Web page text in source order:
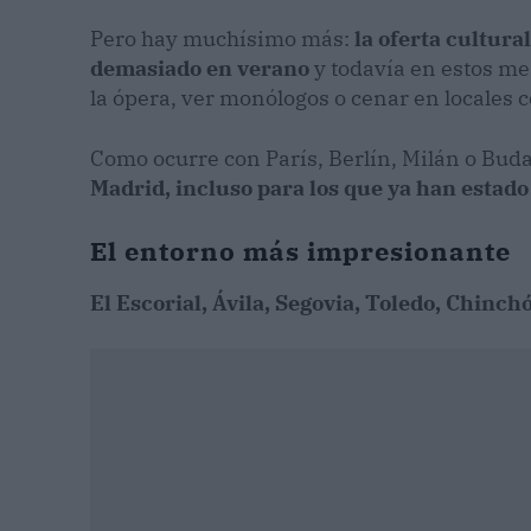
Pero hay muchísimo más: la oferta cultural
demasiado en veranoy todavía en estos
la ópera, ver monólogos o cenar en locales
Como ocurre con París, Berlín, Milán o
Madrid, incluso para los que ya han
El entorno más impresionante
El Escorial, Ávila, Segovia, Toledo,